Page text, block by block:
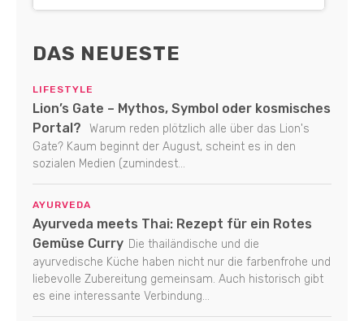
DAS NEUESTE
LIFESTYLE
Lion’s Gate – Mythos, Symbol oder kosmisches
Portal?
Warum reden plötzlich alle über das Lion's
Gate? Kaum beginnt der August, scheint es in den
sozialen Medien (zumindest...
AYURVEDA
Ayurveda meets Thai: Rezept für ein Rotes
Gemüse Curry Die thailändische und die
ayurvedische Küche haben nicht nur die farbenfrohe und
liebevolle Zubereitung gemeinsam. Auch historisch gibt
es eine interessante Verbindung...